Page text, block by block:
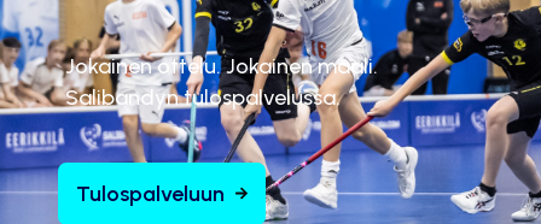
.
Hyväksy markkinointievästeet
Jokainen ottelu. Jokainen maali.
Salibandyn tulospalvelussa.
Tulospalveluun